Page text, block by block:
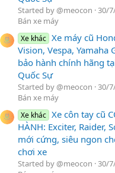
Started by @meocon 30/
Bán xe máy
Xe khác Xe máy cũ
Vision, Vespa, Yamaha
bảo hành chính hãng
Quốc Sự
Started by @meocon 30/
Bán xe máy
Xe khác Xe côn tay cũ
HÀNH: Exciter, Raider,
mới cứng, siêu ngon
chơi xe
Started by @meocon 30/